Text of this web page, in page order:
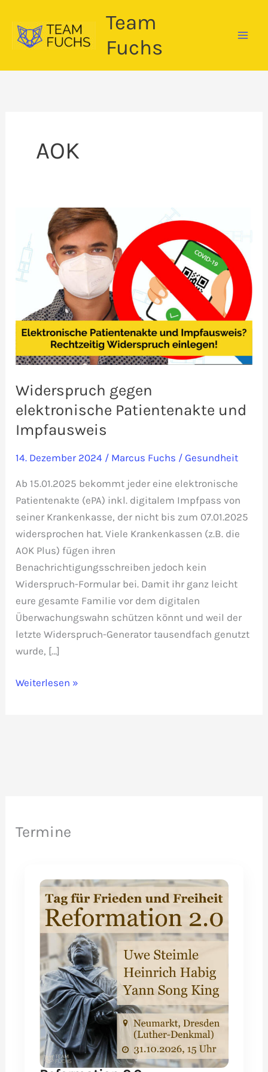
Inhalt
springen
Team
Fuchs
AOK
Widerspruch gegen
elektronische Patientenakte und
Impfausweis
14. Dezember 2024 / Marcus Fuchs /Gesundheit
Ab 15.01.2025 bekommt jeder eine elektronische
Patientenakte (ePA) inkl. digitalem Impfpass von
seiner Krankenkasse, der nicht bis zum 07.01.2025
widersprochen hat. Viele Krankenkassen (z.B. die
AOK Plus) fügen ihren
Benachrichtigungsschreiben jedoch kein
Widerspruch-Formular bei. Damit ihr ganz leicht
eure gesamte Familie vor dem digitalen
Überwachungswahn schützen könnt und weil der
letzte Widerspruch-Generator tausendfach genutzt
wurde, […]
Widerspruch
Weiterlesen »
Termine